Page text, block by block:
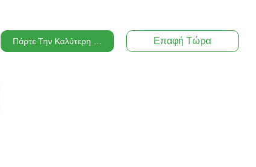
Πάρτε Την Καλύτερη Τιμή Επαφή Τώρα